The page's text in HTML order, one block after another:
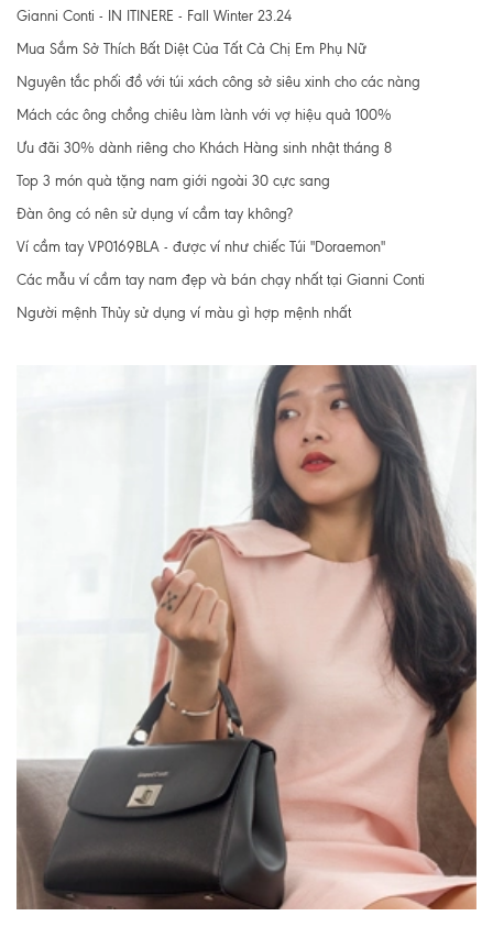
Gianni Conti - IN ITINERE - Fall Winter 23.24
Mua Sắm Sở Thích Bất Diệt Của Tất Cả Chị Em Phụ Nữ
Nguyên tắc phối đồ với túi xách công sở siêu xinh cho các nàng
Mách các ông chồng chiêu làm lành với vợ hiệu quả 100%
Ưu đãi 30% dành riêng cho Khách Hàng sinh nhật tháng 8
Top 3 món quà tặng nam giới ngoài 30 cực sang
Đàn ông có nên sử dụng ví cầm tay không?
Ví cầm tay VP0169BLA - được ví như chiếc Túi "Doraemon"
Các mẫu ví cầm tay nam đẹp và bán chạy nhất tại Gianni Conti
Người mệnh Thủy sử dụng ví màu gì hợp mệnh nhất